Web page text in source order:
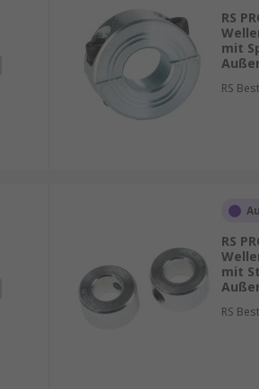
RS
mit
RS
RS
mit
RS